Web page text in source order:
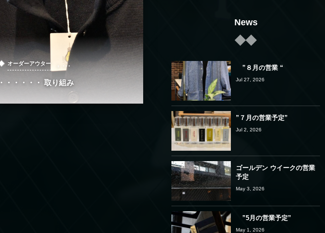
オーダーアウター , …
・・・・・・ 取り組み
News
”８月の営業 “
Jul 27, 2026
”７月の営業予定”
Jul 2, 2026
ゴールデン ウイークの営業
予定
May 3, 2026
”5月の営業予定”
May 1, 2026